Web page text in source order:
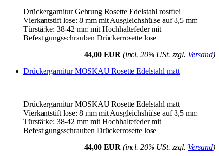
Drückergarnitur Gehrung Rosette Edelstahl rostfrei
Vierkantstift lose: 8 mm mit Ausgleichshülse auf 8,5 mm
Türstärke: 38-42 mm mit Hochhaltefeder mit
Befestigungsschrauben Drückerrosette lose
44,00 EUR (incl. 20% USt. zzgl. Versand)
Drückergarnitur MOSKAU Rosette Edelstahl matt
Drückergarnitur MOSKAU Rosette Edelstahl matt
Vierkantstift lose: 8 mm mit Ausgleichshülse auf 8,5 mm
Türstärke: 38-42 mm mit Hochhaltefeder mit
Befestigungsschrauben Drückerrosette lose
44,00 EUR (incl. 20% USt. zzgl. Versand)